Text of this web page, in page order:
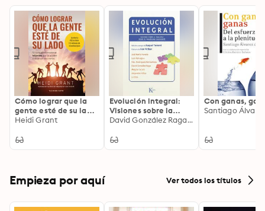
Cómo lograr que la
gente esté de su lado:
Su guía para
que le ayuden a
Heidi Grant
Evolución integral:
Visiones sobre la
realidad desde el
emergente
David González Raga, Raquel Torrent Guerrero, José María Poveda, Luis Paniagua, Fernando Rodríguez Bornaetxea, Magda Catalá, Alejandro Villar
Con ganas,
Empieza por aquí Ver todos los títulos